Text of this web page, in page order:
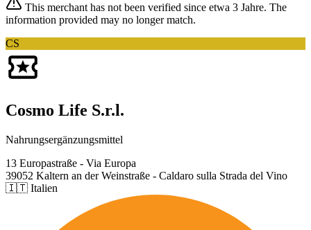
This merchant has not been verified since etwa 3 Jahre. The
information provided may no longer match.
CS
Cosmo Life S.r.l.
Nahrungsergänzungsmittel
13 Europastraße - Via Europa
39052 Kaltern an der Weinstraße - Caldaro sulla Strada del Vino
🇮🇹 Italien